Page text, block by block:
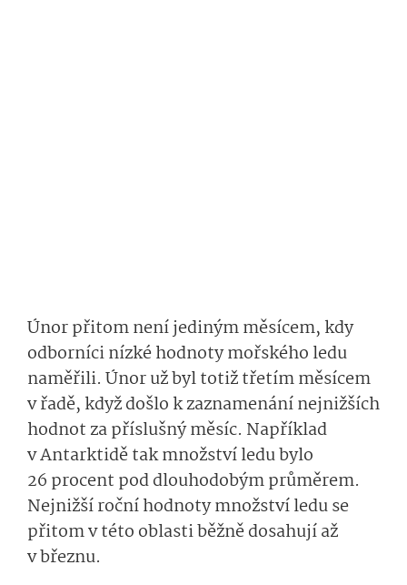
Únor přitom není jediným měsícem, kdy
odborníci nízké hodnoty mořského ledu
naměřili. Únor už byl totiž třetím měsícem
v řadě, když došlo k zaznamenání nejnižších
hodnot za příslušný měsíc. Například
v Antarktidě tak množství ledu bylo
26 procent pod dlouhodobým průměrem.
Nejnižší roční hodnoty množství ledu se
přitom v této oblasti běžně dosahují až
v březnu.